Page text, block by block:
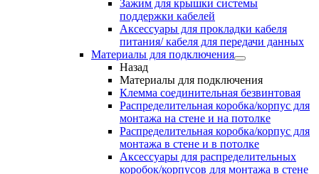
Зажим для крышки системы
поддержки кабелей
Аксессуары для прокладки кабеля
питания/ кабеля для передачи данных
Материалы для подключения
Назад
Материалы для подключения
Клемма соединительная безвинтовая
Распределительная коробка/корпус для
монтажа на стене и на потолке
Распределительная коробка/корпус для
монтажа в стене и в потолке
Аксессуары для распределительных
коробок/корпусов для монтажа в стене